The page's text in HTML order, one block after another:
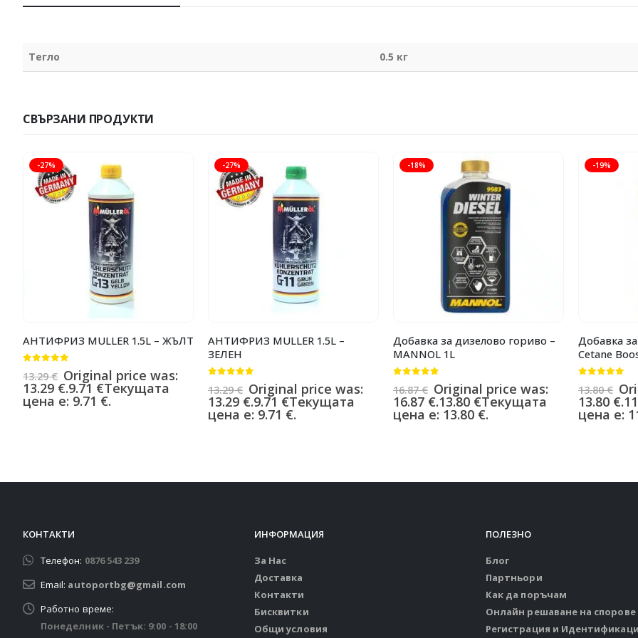
Тегло 0.5 кг
СВЪРЗАНИ ПРОДУКТИ
-27%
АНТИФРИЗ MULLER 1.5L – ЖЪЛТ
13.29€ Original price was:
13.29 €.9.71 €Текущата
цена е: 9.71 €.
-27%
АНТИФРИЗ MULLER 1.5L –
ЗЕЛЕН
13.29€ Original price was:
13.29 €.9.71 €Текущата
цена е: 9.71 €.
-18%
Добавка за дизелово гориво –
MANNOL 1L
16.87€ Original price was:
16.87 €.13.80 €Текущата
цена е: 13.80 €.
-19%
Добавка
Cetane
13.80€
13.80 €.
цена е:
КОНТАКТИ
Телефон: 0876 543 239
Email: autoportbg@gmail.com
Работно време:
Понеделник - Петък: 9:00 - 18:00
ИНФОРМАЦИЯ
За Нас
Доставка
Контакти
Бисквитки
Общи условия
ПОЛЕЗНО
Блог
Партньори
Как да поръчам
Онлайн решаване на спорове
Регистрация и